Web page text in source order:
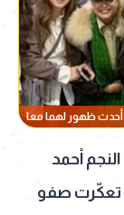
أحدث ظهور لهما معا
أحمد
تعكّرت صفو